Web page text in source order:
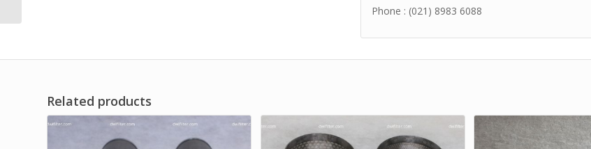
Phone : (021) 8983 6088
Related products